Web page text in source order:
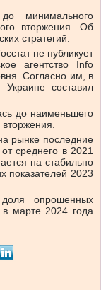
минимального
вторжения. Об
стратегий.
не публикует
агентство Info
Согласно им, в
составил
до наименьшего
рынке последние
среднего в 2021
на стабильно
показателей 2023
опрошенных
марте 2024 года